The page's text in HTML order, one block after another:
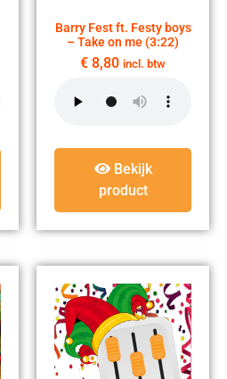
Barry Fest ft. Festy boys
– Take on me (3:22)
€ 8,80 incl. btw
Bekijk
product